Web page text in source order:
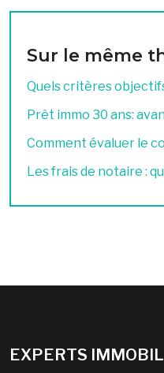
Sur le même
Quels critères
Prêt immo 30 ans:
Comment évaluer le
Les frais de notaire :
EXPERTS